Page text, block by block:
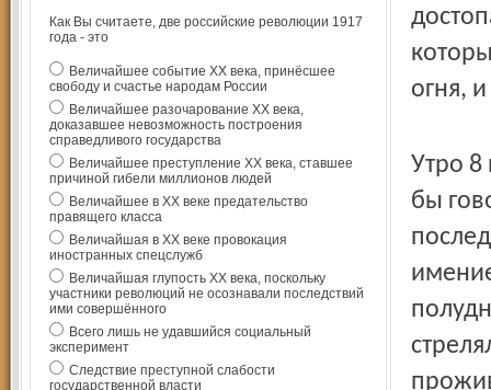
Как Вы считаете, две российские революции 1917
года - это
Величайшее событие ХХ века, принёсшее
свободу и счастье народам России
Величайшее разочарование ХХ века,
доказавшее невозможность построения
справедливого государства
Величайшее преступление ХХ века, ставшее
причиной гибели миллионов людей
Величайшее в ХХ веке предательство
правящего класса
Величайшая в ХХ веке провокация
иностранных спецслужб
Величайшая глупость ХХ века, поскольку
участники революций не осознавали последствий
ими совершённого
Всего лишь не удавшийся социальный
эксперимент
Следствие преступной слабости
государственной власти
огня,
Утро 8
бы